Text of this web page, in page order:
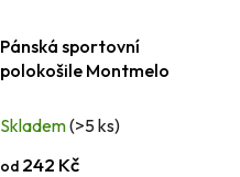
Pánská sportovní
polokošile Montmelo
Skladem(>5 ks)
od 242 Kč